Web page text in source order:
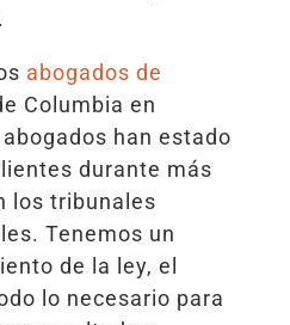
abogados de
Columbia en
han estado
durante más
los tribunales
Tenemos un
de la ley, el
lo necesario para